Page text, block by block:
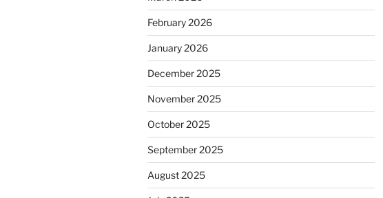
February 2026
January 2026
December 2025
November 2025
October 2025
September 2025
August 2025